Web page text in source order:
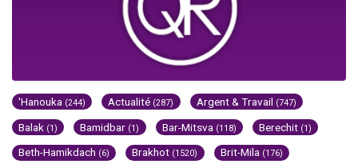
'Hanouka (244) Actualité (287) Argent & Travail (747)
Balak (1) Bamidbar (1) Bar-Mitsva (118) Berechit (1)
Beth-Hamikdach (6) Brakhot (1520) Brit-Mila (176)